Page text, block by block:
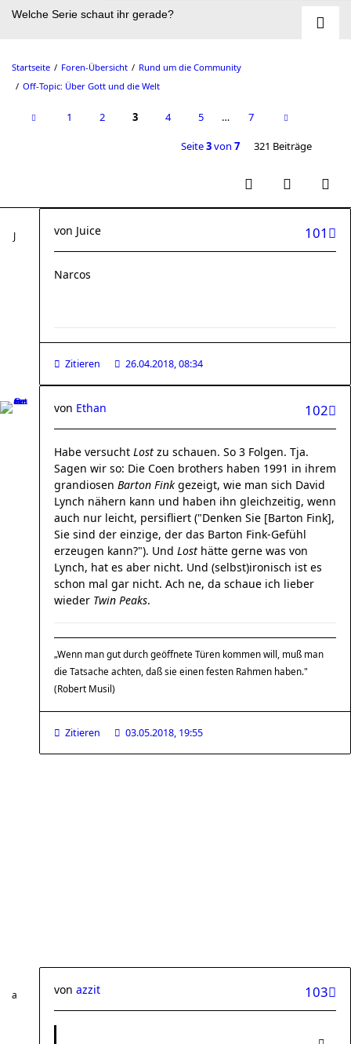
Welche Serie schaut ihr gerade?
Startseite Foren-Übersicht
Rund um die Community
Off-Topic: Über Gott und die Welt
1 2 3 4 5 … 7
Seite3von 7 321 Beiträge
101
von Juice
Narcos
Zitieren 26.04.2018, 08:34
102
von Ethan
Habe versucht Lost zu schauen. So 3 Folgen. Tja.
Sagen wir so: Die Coen brothers haben 1991 in ihrem
grandiosen Barton Fink gezeigt, wie man sich David
Lynch nähern kann und haben ihn gleichzeitig, wenn
auch nur leicht, persifliert ("Denken Sie [Barton Fink],
Sie sind der einzige, der das Barton Fink-Gefühl
erzeugen kann?"). Und Lost hätte gerne was von
Lynch, hat es aber nicht. Und (selbst)ironisch ist es
schon mal gar nicht. Ach ne, da schaue ich lieber
wieder Twin Peaks.
„Wenn man gut durch geöffnete Türen kommen will, muß man
die Tatsache achten, daß sie einen festen Rahmen haben."
(Robert Musil)
Zitieren 03.05.2018, 19:55
103
von azzit